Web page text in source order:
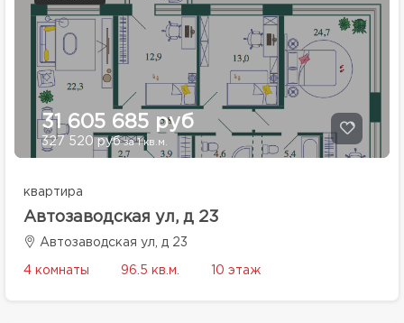
31 605 685 руб
327 520 рубза 1 кв.м.
квартира
Автозаводская ул, д 23
Автозаводская ул, д 23
4 комнаты 96.5 кв.м. 10 этаж